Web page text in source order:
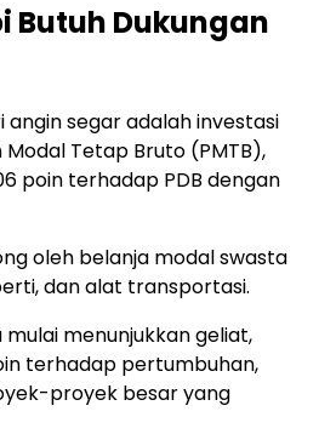
Butuh Dukungan
angin segar adalah investasi
Tetap Bruto (PMTB),
poin terhadap PDB dengan
oleh belanja modal swasta
dan alat transportasi.
menunjukkan geliat,
terhadap pertumbuhan,
proyek besar yang